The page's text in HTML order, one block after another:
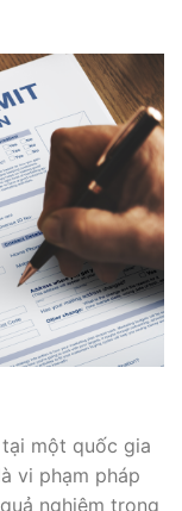
một quốc gia
vi phạm pháp
nghiêm trọng